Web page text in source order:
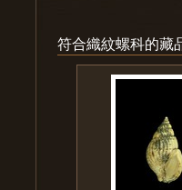
符合織紋螺科的藏